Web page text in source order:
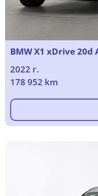
BMW X1 xDrive 20d
2022 г.
178 952 km